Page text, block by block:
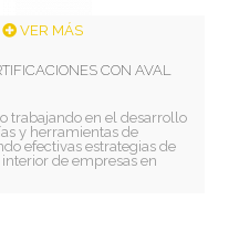
VER MÁS
CON AVAL
trabajando en el desarrollo
y herramientas de
efectivas estrategias de
de empresas en